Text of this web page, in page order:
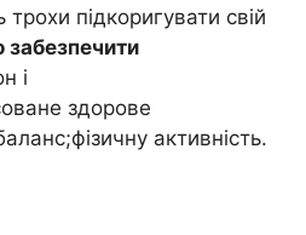
підкоригувати свій
забезпечити
і
здорове
активність.